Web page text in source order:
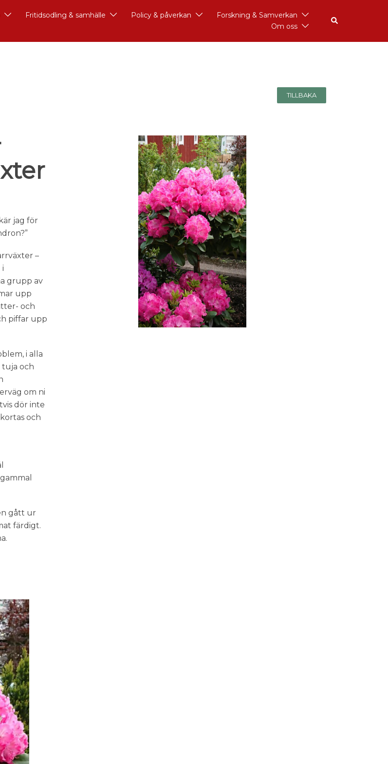
Fritidsodling & samhälle Policy & påverkan
Forskning & Samverkan
Om oss
TILLBAKA
jag för
–
i
grupp av
upp
och
piffar upp
i alla
tuja och
om ni
dör inte
och
gått ur
färdigt.